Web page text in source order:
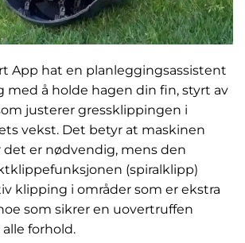
App hat en planleggingsassistent
med å holde hagen din fin, styrt av
justerer gressklippingen i
vekst. Det betyr at maskinen
det er nødvendig, mens den
(spiralklipp)
klipping i områder som er ekstra
som sikrer en uovertruffen
forhold.